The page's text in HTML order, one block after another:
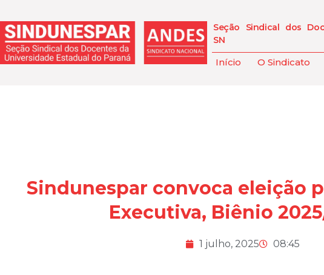
Seção Sindical dos
SN
Início O Sindicato
Sindunespar convoca eleição
Executiva, Biênio
1 julho, 2025 08:45